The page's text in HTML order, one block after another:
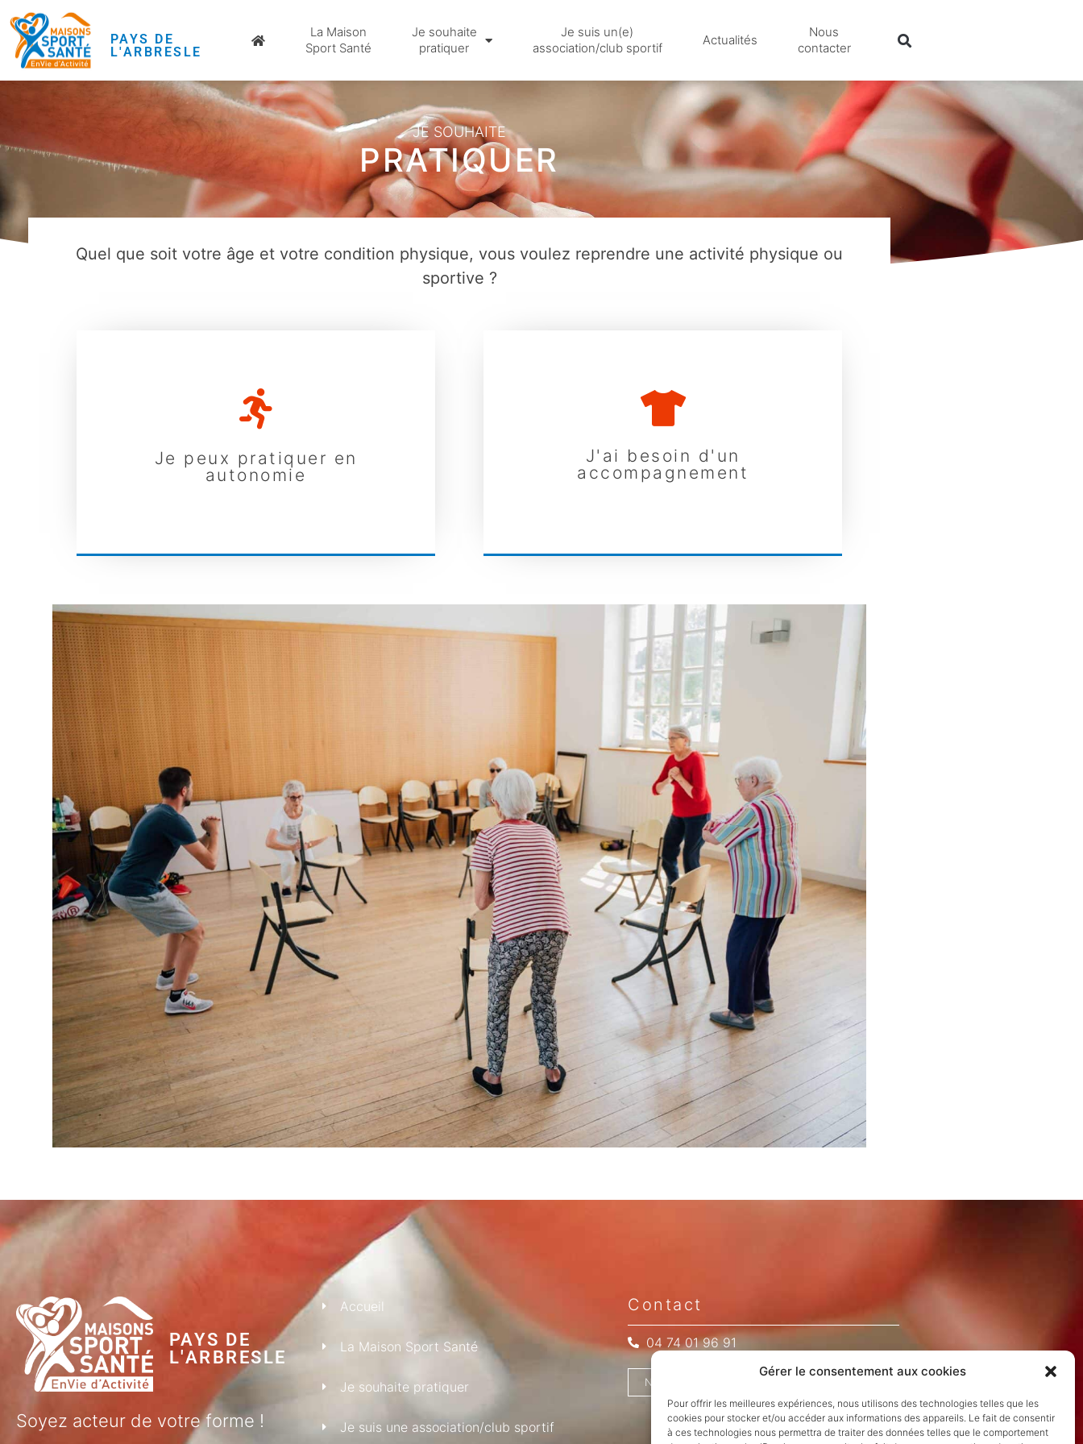
Gérer le consentement aux cookies
Pour offrir les meilleures expériences, nous utilisons des technologies telles que les
cookies pour stocker et/ou accéder aux informations des appareils. Le fait de consentir
à ces technologies nous permettra de traiter des données telles que le comportement
PAYS DE
L'ARBRESLE
La Maison
Sport Santé
Je souhaite
pratiquer
Je suis un(e)
association/club sportif
Actualités
Nous
contacter
JE SOUHAITE
PRATIQUER
Quel que soit votre âge et votre condition physique, vous voulez reprendre une activité physique ou
sportive ?
Je peux pratiquer en
autonomie
Je peux pratiquer en
autonomie
Répondez à un simple questionnaire et suivez nos
recommandations
J'ai besoin d'un
accompagnement
J'ai besoin d'un
accompagnement
Nous sommes à vos côtés pour vous accompagner dans
votre démarche
EN SAVOIR PLUS...
PAYS DE
L'ARBRESLE
Soyez acteur de votre forme !
Accueil
La Maison Sport Santé
Je souhaite pratiquer
Je suis une association/club sportif
Contact
04 74 01 96 91
NOUS ÉCRIRE